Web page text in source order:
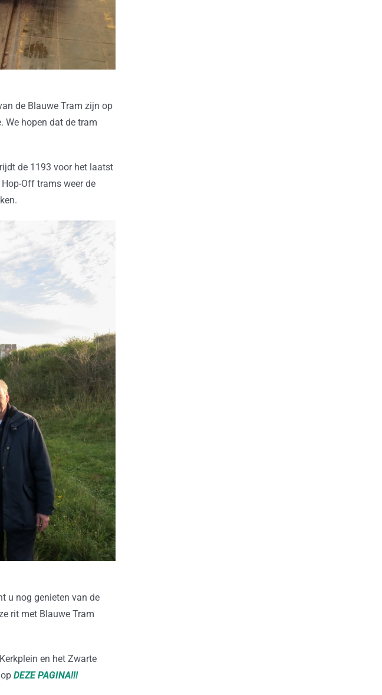
de Blauwe Tram zijn op
We hopen dat de tram
de 1193 voor het laatst
Off trams weer de
u nog genieten van de
rit met Blauwe Tram
en het Zwarte
DEZE PAGINA!!!